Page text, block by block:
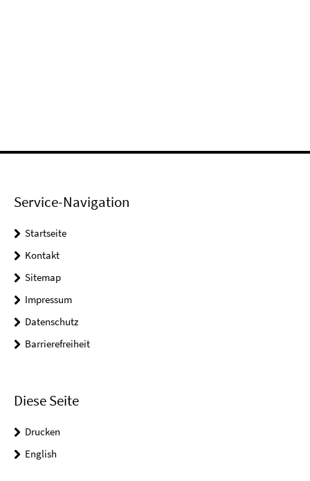
Service-Navigation
Startseite
Kontakt
Sitemap
Impressum
Datenschutz
Barrierefreiheit
Diese Seite
Drucken
English